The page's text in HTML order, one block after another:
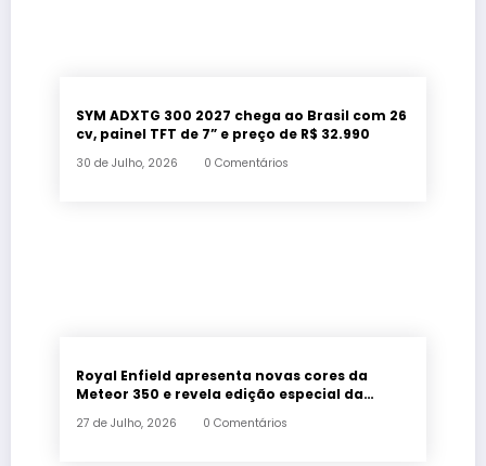
SYM ADXTG 300 2027 chega ao Brasil com 26
cv, painel TFT de 7” e preço de R$ 32.990
30 de Julho, 2026 0 Comentários
Royal Enfield apresenta novas cores da
Meteor 350 e revela edição especial da
27 de Julho, 2026 0 Comentários